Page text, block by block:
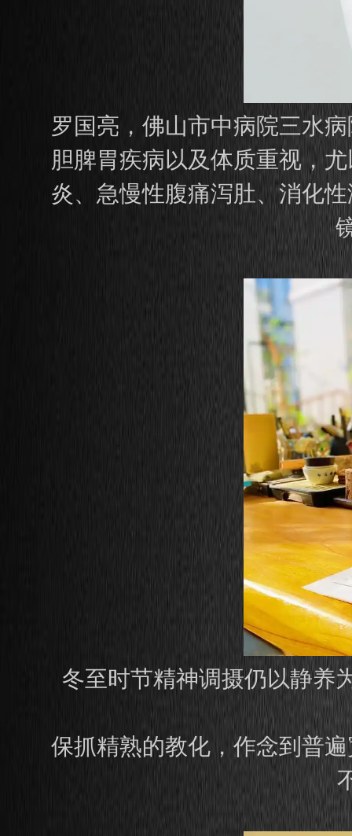
罗国亮，佛山市中病院三水
胆脾胃疾病以及体质重视，
炎、急慢性腹痛泻肚、消化
冬至时节精神调摄仍以静养
保抓精熟的教化，作念到普